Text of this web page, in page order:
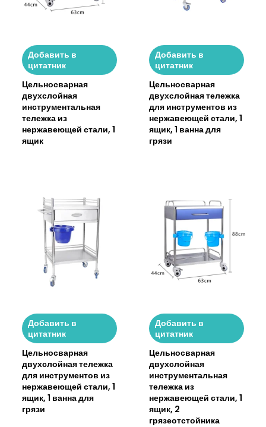
Добавить в
цитатник
Цельносварная
двухслойная
инструментальная
тележка из
нержавеющей стали, 1
ящик
Добавить в
цитатник
Цельносварная
двухслойная тележка
для инструментов из
нержавеющей стали, 1
ящик, 1 ванна для
грязи
Добавить в
цитатник
Цельносварная
двухслойная тележка
для инструментов из
нержавеющей стали, 1
ящик, 1 ванна для
грязи
Добавить в
цитатник
Цельносварная
двухслойная
инструментальная
тележка из
нержавеющей стали, 1
ящик, 2
грязеотстойника